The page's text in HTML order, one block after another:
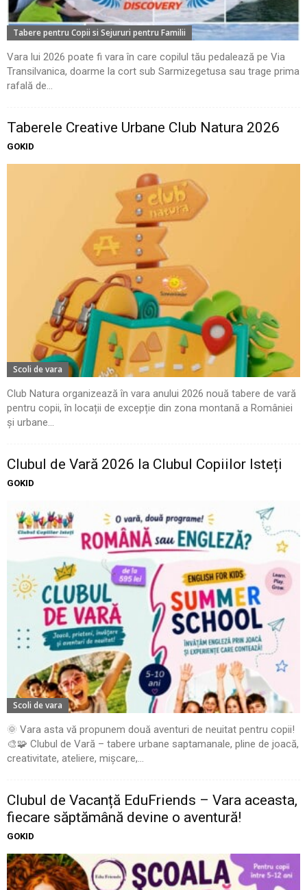
Tabere pentru Copii si Sejururi pentru Familii
Vara lui 2026 poate fi vara în care copilul tău pedalează pe Via
Transilvanica, doarme la cort sub Sarmizegetusa sau trage prima
rafală de...
Taberele Creative Urbane Club Natura 2026
GOKID
Scoli de vara
Club Natura organizează în vara anului 2026 nouă tabere de vară
pentru copii, în locații de excepție din zona montană a României
și urbane...
Clubul de Vară 2026 la Clubul Copiilor Isteți
GOKID
Scoli de vara
🌞 Vara asta vă propunem două aventuri de neuitat pentru copii!
🎨🧩 Clubul de Vară – tabere urbane saptamanale, pline de joacă,
creativitate, ateliere, mișcare,...
Clubul de Vacanță EduFriends – Vara aceasta,
fiecare săptămână devine o aventură!
GOKID